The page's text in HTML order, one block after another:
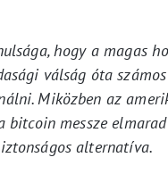
hogy a magas
válság óta
Miközben az
bitcoin messze
alternatíva.